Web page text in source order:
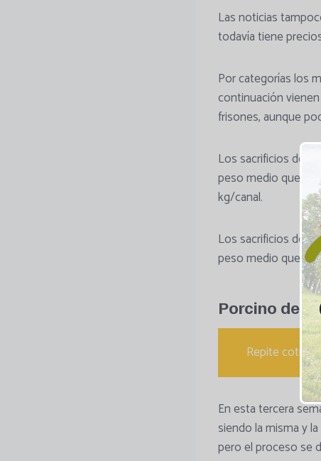
Las noticias
todavía tiene
Por categorías los
continuación
frisones, aunque
Los sacrificios de
peso medio que
kg/canal.
Los sacrificios de
peso medio que
Porcino de
Repite
En esta tercera
siendo la misma y
pero el proceso se